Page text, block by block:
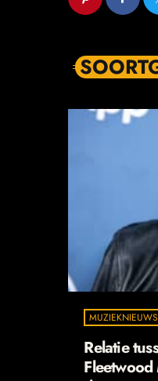
MUZIEKNIEUWS
Relatie